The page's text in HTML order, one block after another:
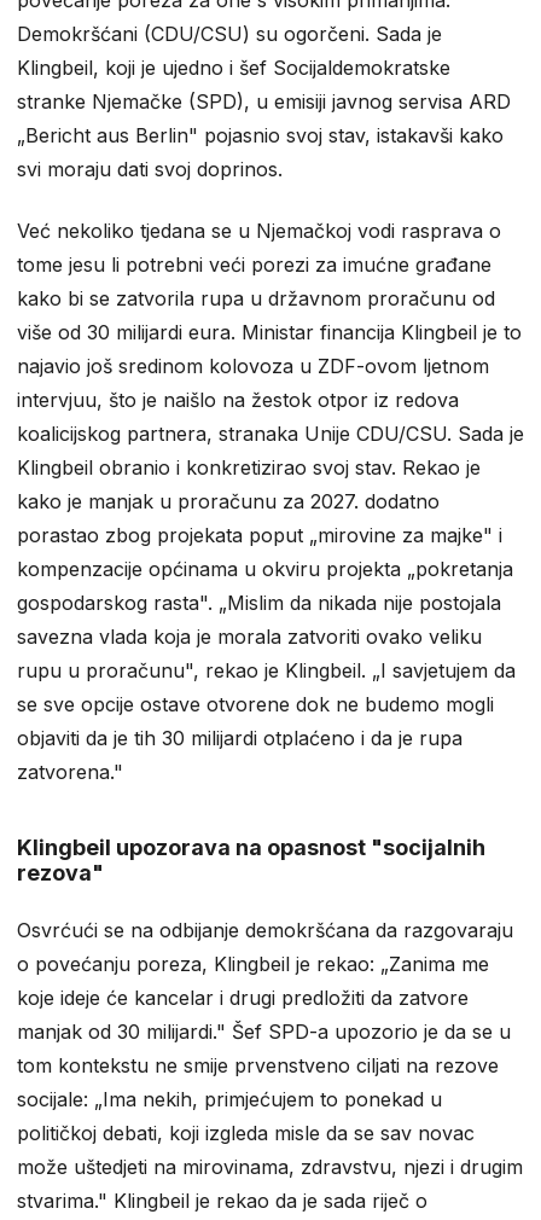
Demokršćani (CDU/CSU) su ogorčeni. Sada je
Klingbeil, koji je ujedno i šef Socijaldemokratske
stranke Njemačke (SPD), u emisiji javnog servisa ARD
„Bericht aus Berlin" pojasnio svoj stav, istakavši kako
svi moraju dati svoj doprinos.
Već nekoliko tjedana se u Njemačkoj vodi rasprava o
tome jesu li potrebni veći porezi za imućne građane
kako bi se zatvorila rupa u državnom proračunu od
više od 30 milijardi eura. Ministar financija Klingbeil je to
najavio još sredinom kolovoza u ZDF-ovom ljetnom
intervjuu, što je naišlo na žestok otpor iz redova
koalicijskog partnera, stranaka Unije CDU/CSU. Sada je
Klingbeil obranio i konkretizirao svoj stav. Rekao je
kako je manjak u proračunu za 2027. dodatno
porastao zbog projekata poput „mirovine za majke" i
kompenzacije općinama u okviru projekta „pokretanja
gospodarskog rasta". „Mislim da nikada nije postojala
savezna vlada koja je morala zatvoriti ovako veliku
rupu u proračunu", rekao je Klingbeil. „I savjetujem da
se sve opcije ostave otvorene dok ne budemo mogli
objaviti da je tih 30 milijardi otplaćeno i da je rupa
zatvorena."
Klingbeil upozorava na opasnost "socijalnih
rezova"
Osvrćući se na odbijanje demokršćana da razgovaraju
o povećanju poreza, Klingbeil je rekao: „Zanima me
koje ideje će kancelar i drugi predložiti da zatvore
manjak od 30 milijardi." Šef SPD-a upozorio je da se u
tom kontekstu ne smije prvenstveno ciljati na rezove
socijale: „Ima nekih, primjećujem to ponekad u
političkoj debati, koji izgleda misle da se sav novac
može uštedjeti na mirovinama, zdravstvu, njezi i drugim
stvarima." Klingbeil je rekao da je sada riječ o